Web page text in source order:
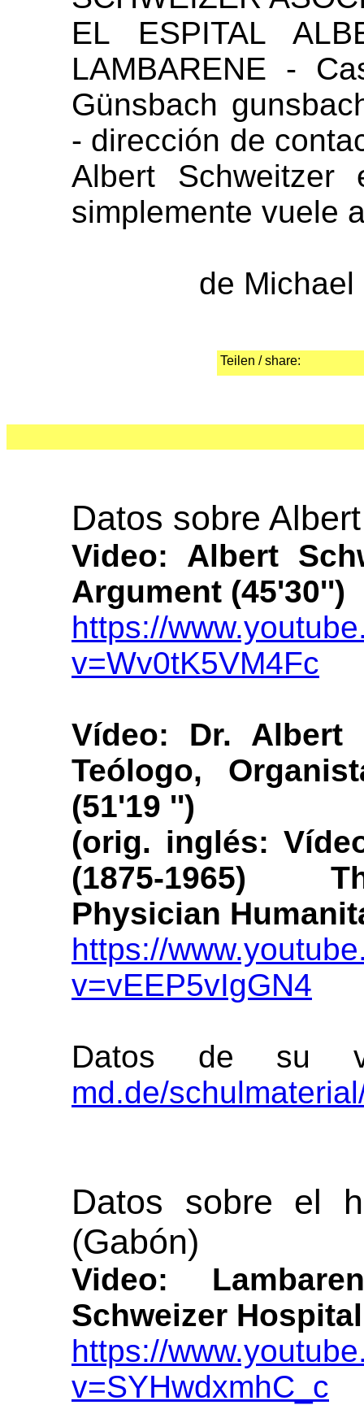
EL ESPITAL
LAMBARENE -
Günsbach
- dirección de
Albert Schweitzer
simplemente vuele
de
Teilen / share:
Datos sobre
Video: Albert
Argument (45'30'')
https://
v=Wv0tK5VM4Fc
Vídeo: Dr. Albert
Teólogo,
(51'19 '')
(orig. inglés:
(1875-1965)
Physician
https://
v=vEEP5vIgGN4
Datos de su
md.de/
Datos sobre el
(Gabón)
Video:
Schweizer
https://
v=SYHwdxmhC_c